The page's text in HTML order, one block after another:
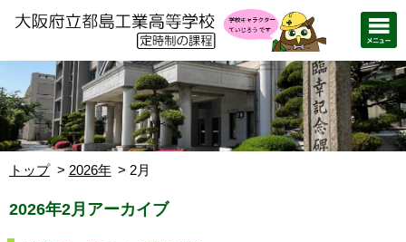
トップ 2026年 2月
2026年2月アーカイブ